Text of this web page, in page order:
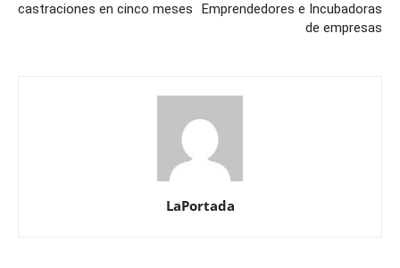
castraciones en cinco meses
Emprendedores e Incubadoras
de empresas
LaPortada